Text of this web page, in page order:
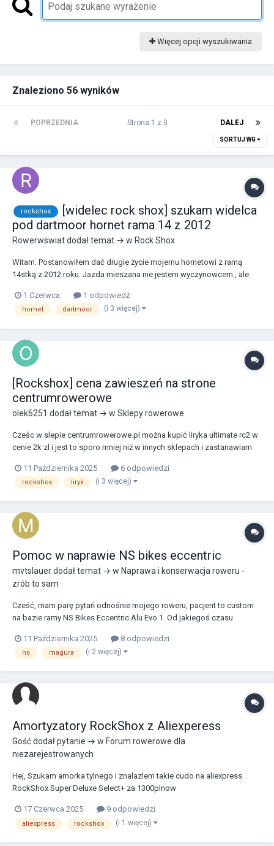
Więcej opcji wyszukiwania
Znaleziono 56 wyników
POPRZEDNIA DALEJ
Strona 1 z 3
SORTUJ WG
rockshox
[widelec rock shox] szukam widelca
pod dartmoor hornet rama 14 z 2012
Rowerwswiatdodał temat → w Rock Shox
Witam. Postanowiłem dać drugie życie mojemu hornetowi z ramą
14stką z 2012 roku. Jazda mieszana nie jestem wyczynowcem , ale
Szukam widelca w miare dobrych pieniądzach , używke. Doradzi ktoś
coś wartego uwagi w granicach 400-500 zł...
1 Czerwca 1 odpowiedź
hornet dartmoor (i 3 więcej)
[Rockshox] cena zawieszeń na strone
centrumrowerowe
olek6251 dodał temat → w Sklepy rowerowe
Cześc w slepie centrumrowerowe.pl można kupić liryka ultimate rc2 w
cenie 2k zl i jest to sporo mniej niż w innych sklepach i zastanawiam
amortyzator wynosi już 750€ (ponad 3k zl) i w dodatku na centrum
rowerowe w opisie tego widelca...
11 Października 2025 6 odpowiedzi
rockshox liryk (i 3 więcej)
Pomoc w naprawie NS bikes eccentric
mvtslauerdodał temat → w Naprawa i konserwacja roweru -
zrób to sam
Cześć, mam parę pytań odnośnie mojego roweru, pacjent to custom
na bazie ramy NS Bikes Eccentric Alu Evo 1. Od jakiegoś czasu
przednim wszystko w porządku). Co więcej tylne koło jest ustawione
niesymetrycznie co do ramy: z lewej...
11 Października 2025 8 odpowiedzi
ns magura (i 2 więcej)
Amortyzatory RockShox z Aliexperess
Gość dodał pytanie → w Forum rowerowe dla
niezarejestrowanych
Hej, Szukam amorka tylnego i znalazlem takie cudo na aliexpress
RockShox Super Deluxe Select+ za 1300plnow
spm=a2g0o.productlist.main.1.66b7xGQLxGQL0F&algo_pvid=b2608b
b7-54e4-4639-b4cd-7eaff299cc76&algo_exp_id=b2608bb7-54e4-
17 Czerwca 2025 9 odpowiedzi
aliexpress rockshox (i 1 więcej)